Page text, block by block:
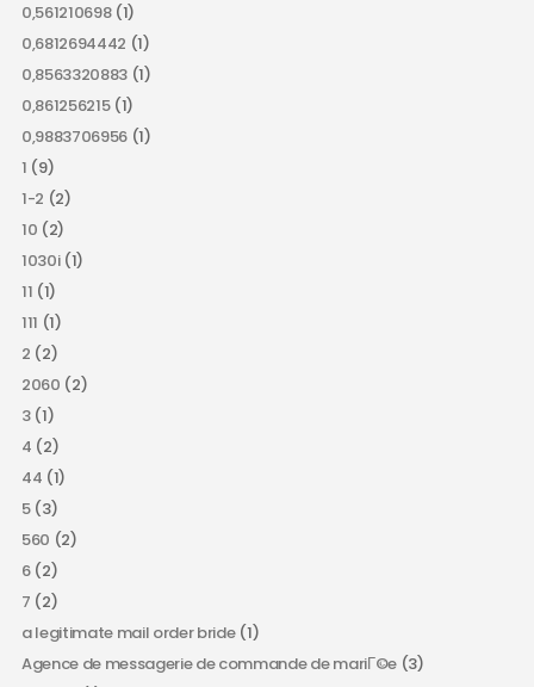
0,561210698(1)
0,6812694442 (1)
0,8563320883 (1)
0,861256215(1)
0,9883706956 (1)
1 (9)
1-2 (2)
10 (2)
1030i(1)
11 (1)
111 (1)
2 (2)
2060 (2)
3(1)
4 (2)
44 (1)
5(3)
560 (2)
6(2)
7 (2)
a legitimate mail order bride(1)
Agence de messagerie de commande de mariГ©e(3)